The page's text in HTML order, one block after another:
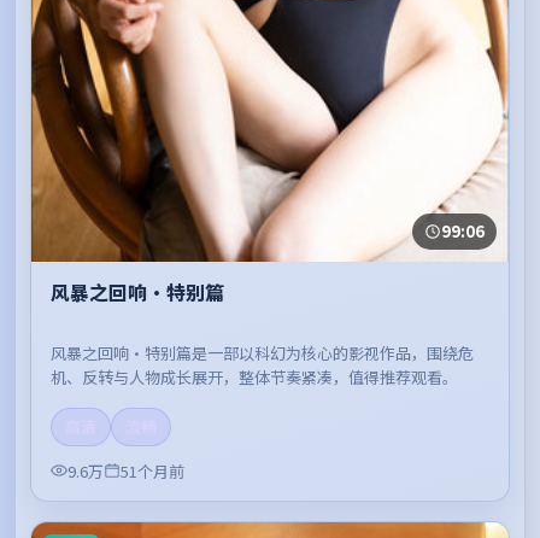
99:06
风暴之回响·特别篇
风暴之回响·特别篇是一部以科幻为核心的影视作品，围绕危
机、反转与人物成长展开，整体节奏紧凑，值得推荐观看。
9.6万
51个月前